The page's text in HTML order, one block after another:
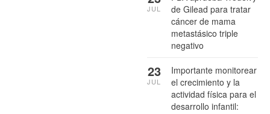
de Gilead para tratar
cáncer de mama
metastásico triple
negativo
JUL
Importante monitorear
el crecimiento y la
actividad física para el
desarrollo infantil:
23
JUL